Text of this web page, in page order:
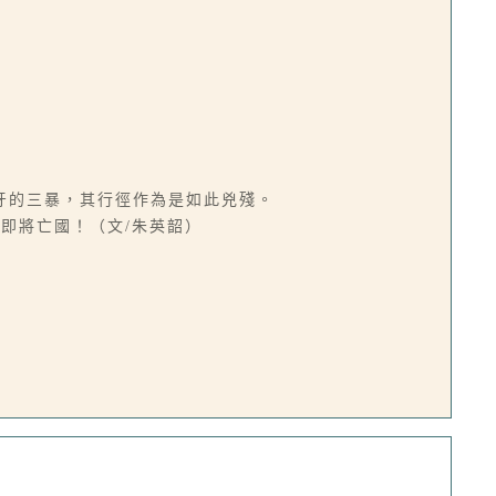
三暴，其行徑作為是如此兇殘。
將亡國！（文/朱英韶）